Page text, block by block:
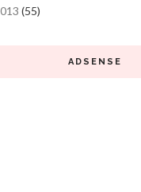
(55)
ADSENSE